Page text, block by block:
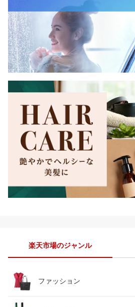
楽天市場のジャンル
ファッション